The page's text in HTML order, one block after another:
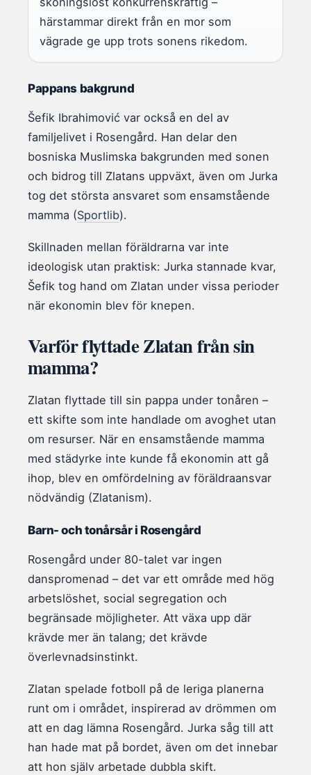
härstammar direkt från en mor som
vägrade ge upp trots sonens rikedom.
Pappans bakgrund
Šefik Ibrahimović var också en del av
familjelivet i Rosengård. Han delar den
bosniska Muslimska bakgrunden med sonen
och bidrog till Zlatans uppväxt, även om Jurka
tog det största ansvaret som ensamstående
mamma (Sportlib).
Skillnaden mellan föräldrarna var inte
ideologisk utan praktisk: Jurka stannade kvar,
Šefik tog hand om Zlatan under vissa perioder
när ekonomin blev för knepen.
Varför flyttade Zlatan från sin
mamma?
Zlatan flyttade till sin pappa under tonåren –
ett skifte som inte handlade om avoghet utan
om resurser. När en ensamstående mamma
med städyrke inte kunde få ekonomin att gå
ihop, blev en omfördelning av föräldraansvar
nödvändig (Zlatanism).
Barn- och tonårsår i Rosengård
Rosengård under 80-talet var ingen
danspromenad – det var ett område med hög
arbetslöshet, social segregation och
begränsade möjligheter. Att växa upp där
krävde mer än talang; det krävde
överlevnadsinstinkt.
Zlatan spelade fotboll på de leriga planerna
runt om i området, inspirerad av drömmen om
att en dag lämna Rosengård. Jurka såg till att
han hade mat på bordet, även om det innebar
att hon själv arbetade dubbla skift.